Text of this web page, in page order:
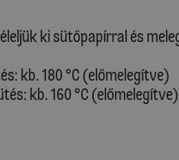
ki sütőpapírral és
kb. 180 °C (előmelegítve)
kb. 160 °C (előmelegítve)